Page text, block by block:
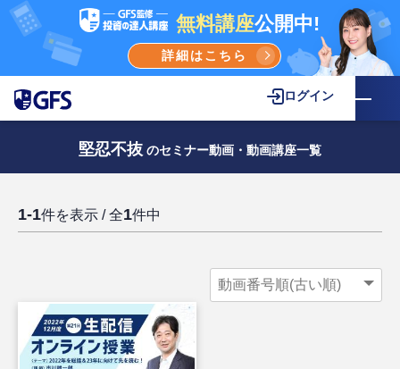
無料講座公開中!
詳細はこちら
ログイン
堅忍不抜 のセミナー動画・動画講座一覧
1-1件を表示 / 全1件中